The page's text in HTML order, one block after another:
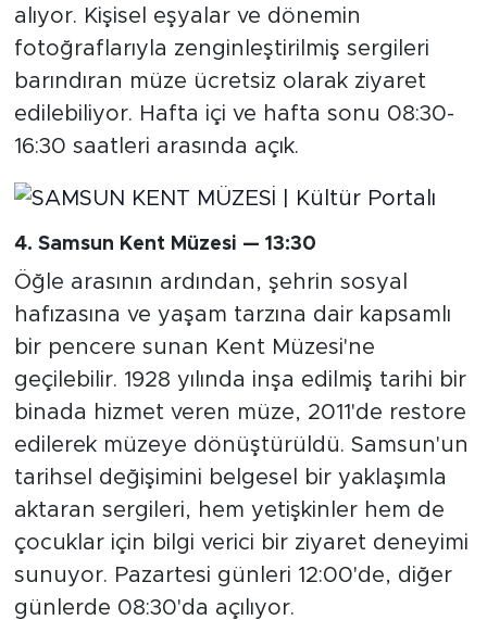
alıyor. Kişisel eşyalar ve dönemin
fotoğraflarıyla zenginleştirilmiş sergileri
barındıran müze ücretsiz olarak ziyaret
edilebiliyor. Hafta içi ve hafta sonu 08:30-
16:30 saatleri arasında açık.
4. Samsun Kent Müzesi — 13:30
Öğle arasının ardından, şehrin sosyal
hafızasına ve yaşam tarzına dair kapsamlı
bir pencere sunan Kent Müzesi'ne
geçilebilir. 1928 yılında inşa edilmiş tarihi bir
binada hizmet veren müze, 2011'de restore
edilerek müzeye dönüştürüldü. Samsun'un
tarihsel değişimini belgesel bir yaklaşımla
aktaran sergileri, hem yetişkinler hem de
çocuklar için bilgi verici bir ziyaret deneyimi
sunuyor. Pazartesi günleri 12:00'de, diğer
günlerde 08:30'da açılıyor.